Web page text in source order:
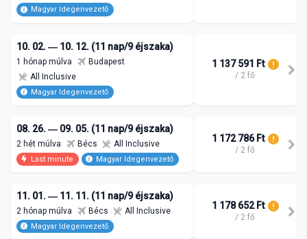
Magyar Idegenvezető
10. 02. ― 10. 12. (11 nap/9 éjszaka)
1 hónap múlva
Budapest
All Inclusive
Magyar Idegenvezető
1 137 591 Ft
/ 2 fő
08. 26. ― 09. 05. (11 nap/9 éjszaka)
2 hét múlva Bécs All Inclusive
Last minute Magyar Idegenvezető
1 172 786 Ft
/ 2 fő
11. 01. ― 11. 11. (11 nap/9 éjszaka)
2 hónap múlva Bécs All Inclusive
Magyar Idegenvezető
1 178 652 Ft
/ 2 fő